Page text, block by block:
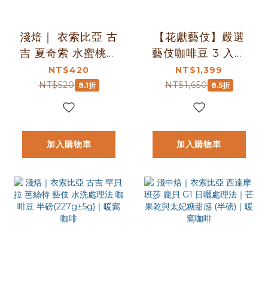
淺焙｜ 衣索比亞 古
吉 夏奇索 水蜜桃白
蘭地酒桶浸漬 (水
洗)處理法 咖啡豆
1/4磅(114g)｜暖窩
NT$420
NT$520 8.1折
加入購物車
【花獻藝伎】嚴選
藝伎咖啡豆 3 入優
惠組｜暖窩咖啡
NT$1,399
NT$1,650 8.5折
加入購物車